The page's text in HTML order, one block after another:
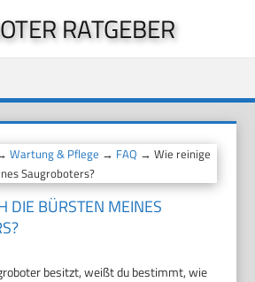
RATGEBER
Wartung & Pflege → FAQ → Wie reinige
Saugroboters?
DIE BÜRSTEN MEINES
besitzt, weißt du bestimmt, wie